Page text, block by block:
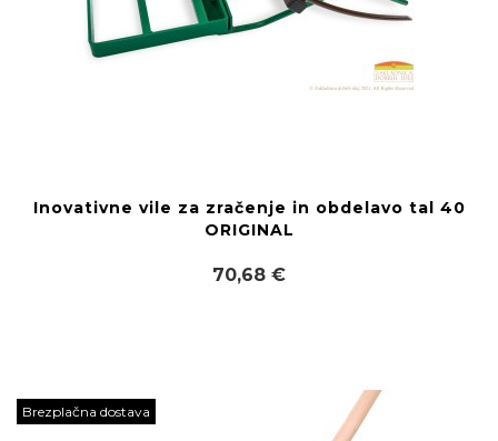
Inovativne vile za zračenje in obdelavo tal 40
ORIGINAL
70,68 €
Brezplačna dostava